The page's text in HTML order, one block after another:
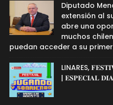
Diputado
extensión al
abre una
muchos
puedan acceder a su
LINARES,
| 𝐄𝐒𝐏𝐄𝐂𝐈𝐀𝐋